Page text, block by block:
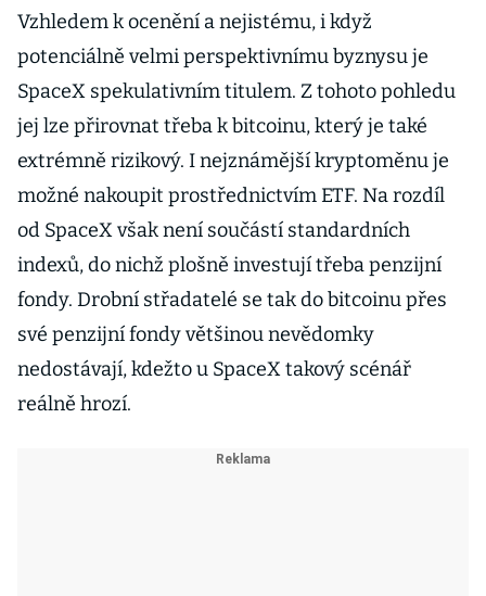
Vzhledem k ocenění a nejistému, i když
potenciálně velmi perspektivnímu byznysu je
SpaceX spekulativním titulem. Z tohoto pohledu
jej lze přirovnat třeba k bitcoinu, který je také
extrémně rizikový. I nejznámější kryptoměnu je
možné nakoupit prostřednictvím ETF. Na rozdíl
od SpaceX však není součástí standardních
indexů, do nichž plošně investují třeba penzijní
fondy. Drobní střadatelé se tak do bitcoinu přes
své penzijní fondy většinou nevědomky
nedostávají, kdežto u SpaceX takový scénář
reálně hrozí.